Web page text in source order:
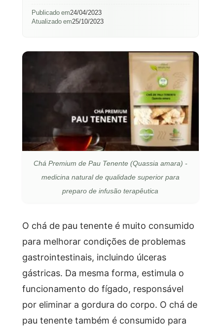
Publicado em24/04/2023
Atualizado em25/10/2023
Chá Premium de Pau Tenente (Quassia amara) -
medicina natural de qualidade superior para
preparo de infusão terapêutica
O chá de pau tenente é muito consumido
para melhorar condições de problemas
gastrointestinais, incluindo úlceras
gástricas. Da mesma forma, estimula o
funcionamento do fígado, responsável
por eliminar a gordura do corpo. O chá de
pau tenente também é consumido para